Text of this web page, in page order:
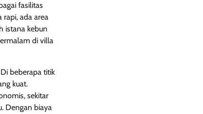
fasilitas
rapi, ada area
istana kebun
di villa
beberapa titik
kuat.
sekitar
Dengan biaya